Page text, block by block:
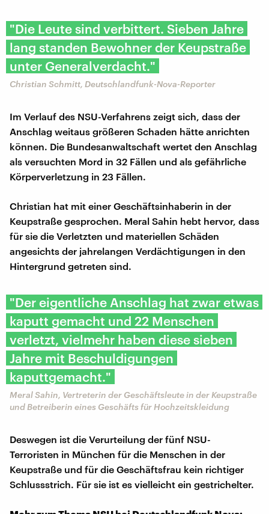
"Die Leute sind verbittert. Sieben Jahre
lang standen Bewohner der Keupstraße
unter Generalverdacht."
Christian Schmitt, Deutschlandfunk-Nova-Reporter
Im Verlauf des NSU-Verfahrens zeigt sich, dass der
Anschlag weitaus größeren Schaden hätte anrichten
können. Die Bundesanwaltschaft wertet den Anschlag
als versuchten Mord in 32 Fällen und als gefährliche
Körperverletzung in 23 Fällen.
Christian hat mit einer Geschäftsinhaberin in der
Keupstraße gesprochen. Meral Sahin hebt hervor, dass
für sie die Verletzten und materiellen Schäden
angesichts der jahrelangen Verdächtigungen in den
Hintergrund getreten sind.
"Der eigentliche Anschlag hat zwar etwas
kaputt gemacht und 22 Menschen
verletzt, vielmehr haben diese sieben
Jahre mit Beschuldigungen
kaputtgemacht."
Meral Sahin, Vertreterin der Geschäftsleute in der Keupstraße
und Betreiberin eines Geschäfts für Hochzeitskleidung
Deswegen ist die Verurteilung der fünf NSU-
Terroristen in München für die Menschen in der
Keupstraße und für die Geschäftsfrau kein richtiger
Schlussstrich. Für sie ist es vielleicht ein gestrichelter.